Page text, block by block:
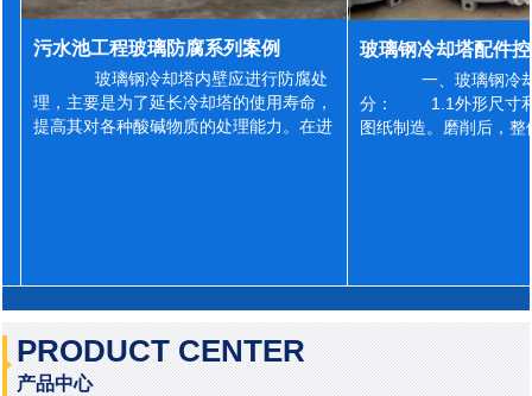
污水池工程玻璃防腐系列案例
玻璃钢冷却塔内壁应进行防腐处
理，主要是为了延长冷却塔的使用寿命，
提高其对各种酸碱物质的处理能力。在进
一、玻璃钢冷
分： 1.1外形尺寸和
图纸制造。磨削后，
PRODUCT CENTER
产品中心